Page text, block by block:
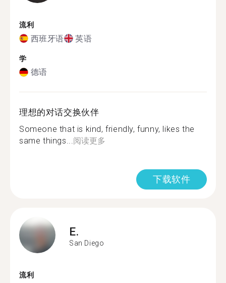
流利
西班牙语 英语
学
德语
理想的对话交换伙伴
Someone that is kind, friendly, funny, likes the
same things...阅读更多
下载软件
E.
San Diego
流利